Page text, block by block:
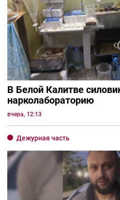
В Белой Калитве
нарколабораторию
вчера, 12:13
Дежурная часть